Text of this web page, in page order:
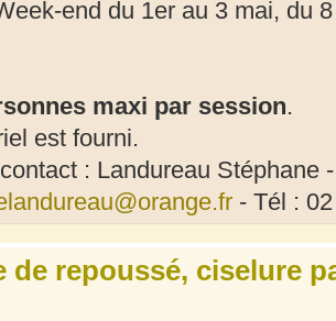
end du 1er au 3 mai, du
maxi par session.
est fourni.
: Landureau Stéphane
- Tél :
de repoussé, ciselure